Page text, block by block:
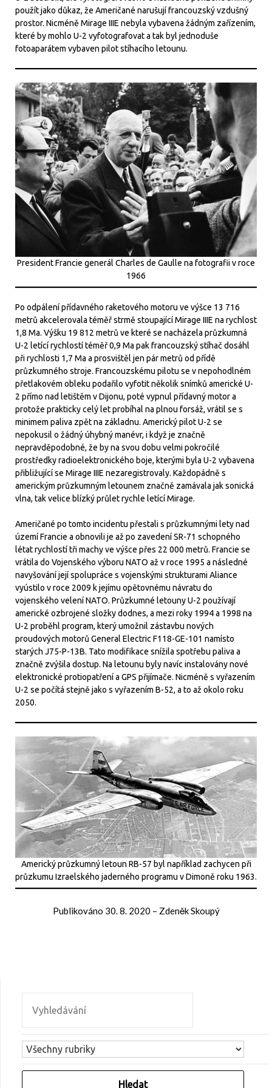
použít jako důkaz, že Američané narušují francouzský vzdušný
prostor. Nicméně Mirage IIIE nebyla vybavena žádným zařízením,
které by mohlo U-2 vyfotografovat a tak byl jednoduše
fotoaparátem vybaven pilot stíhacího letounu.
President Francie generál Charles de Gaulle na fotografii v roce
1966
Po odpálení přídavného raketového motoru ve výšce 13 716
metrů akcelerovala téměř strmě stoupající Mirage IIIE na rychlost
1,8 Ma. Výšku 19 812 metrů ve které se nacházela průzkumná
U-2 letící rychlostí téměř 0,9 Ma pak francouzský stíhač dosáhl
při rychlosti 1,7 Ma a prosvištěl jen pár metrů od přídě
průzkumného stroje. Francouzskému pilotu se v nepohodlném
přetlakovém obleku podařilo vyfotit několik snímků americké U-
2 přímo nad letištěm v Dijonu, poté vypnul přídavný motor a
protože prakticky celý let probíhal na plnou forsáž, vrátil se s
minimem paliva zpět na základnu. Americký pilot U-2 se
nepokusil o žádný úhybný manévr, i když je značně
nepravděpodobné, že by na svou dobu velmi pokročilé
prostředky radioelektronického boje, kterými byla U-2 vybavena
přibližující se Mirage IIIE nezaregistrovaly. Každopádně s
americkým průzkumným letounem značně zamávala jak sonická
vlna, tak velice blízký průlet rychle letící Mirage.
Američané po tomto incidentu přestali s průzkumnými lety nad
území Francie a obnovili je až po zavedení SR-71 schopného
létat rychlostí tři machy ve výšce přes 22 000 metrů. Francie se
vrátila do Vojenského výboru NATO až v roce 1995 a následné
navyšování její spolupráce s vojenskými strukturami Aliance
vyústilo v roce 2009 k jejímu opětovnému návratu do
vojenského velení NATO. Průzkumné letouny U-2 používají
americké ozbrojené složky dodnes, a mezi roky 1994 a 1998 na
U-2 proběhl program, který umožnil zástavbu nových
proudových motorů General Electric F118-GE-101 namísto
starých J75-P-13B. Tato modifikace snížila spotřebu paliva a
značně zvýšila dostup. Na letounu byly navíc instalovány nové
elektronické protiopatření a GPS přijímače. Nicméně s vyřazením
U-2 se počítá stejně jako s vyřazením B-52, a to až okolo roku
2050.
Americký průzkumný letoun RB-57 byl například zachycen při
průzkumu Izraelského jaderného programu v Dimoně roku 1963.
Publikováno 30. 8. 2020 – Zdeněk Skoupý